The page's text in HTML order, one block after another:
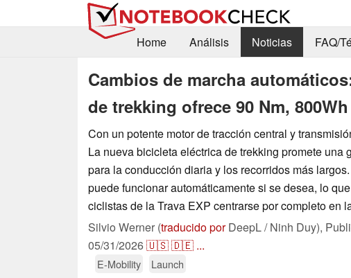
Home
Análisis Noticias FAQ/
Cambios de marcha
de trekking ofrece 90 Nm,
Con un potente motor de tracción central y
La nueva bicicleta eléctrica de trekking promete una
para la conducción diaria y los recorridos más
puede funcionar automáticamente si se desea, lo
ciclistas de la Trava EXP centrarse por completo en
Silvio Werner (traducido porDeepL / Ninh Duy),
05/31/2026🇺🇸🇩🇪 ...
E-Mobility Launch